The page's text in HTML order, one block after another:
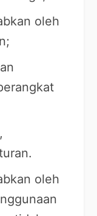
oleh
oleh